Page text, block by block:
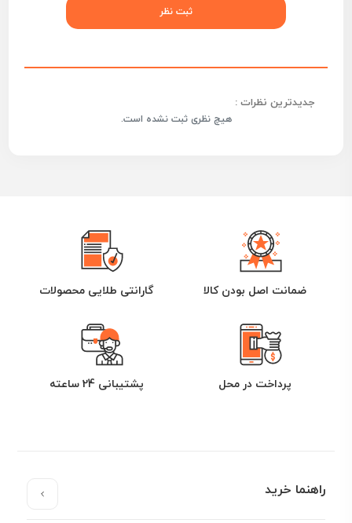
جدیدترین نظرات :
هیچ نظری ثبت نشده است.
ضمانت اصل بودن کالا گارانتی طلایی محصولات
پرداخت در محل پشتیبانی 24 ساعته
راهنما خرید